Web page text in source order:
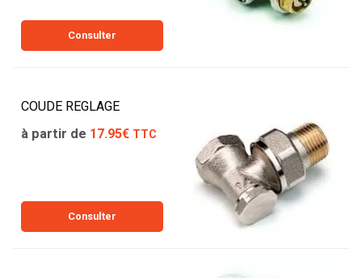
Consulter
COUDE REGLAGE
à partir de 17.95€ TTC
Consulter